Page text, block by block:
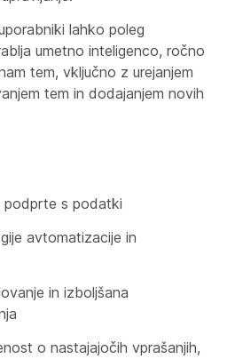
lahko poleg
umetno inteligenco, ročno
tem, vključno z urejanjem
tem in dodajanjem novih
podprte s podatki
avtomatizacije in
in izboljšana
o nastajajočih vprašanjih,